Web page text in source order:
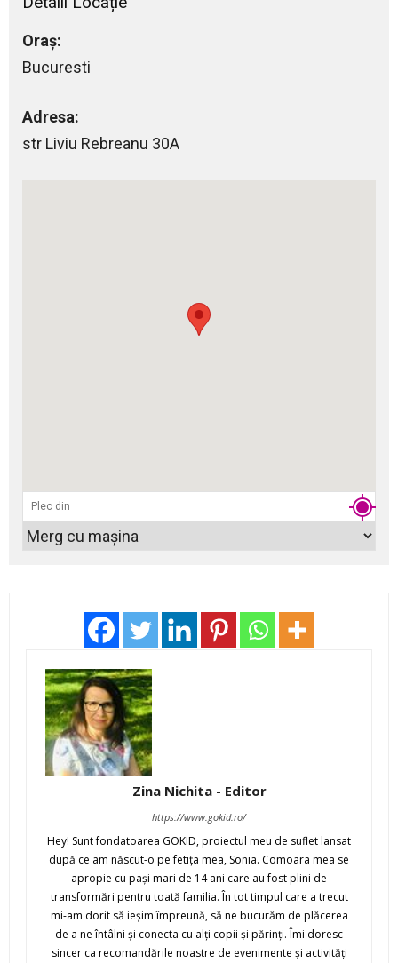
Oraș:
Bucuresti
Adresa:
str Liviu Rebreanu 30A
Zina Nichita - Editor
https://www.gokid.ro/
Hey! Sunt fondatoarea GOKID, proiectul meu de suflet lansat
după ce am născut-o pe fetiţa mea, Sonia. Comoara mea se
apropie cu paşi mari de 14 ani care au fost plini de
transformări pentru toată familia. În tot timpul care a trecut
mi-am dorit să ieşim împreună, să ne bucurăm de plăcerea
de a ne întâlni şi conecta cu alţi copii şi părinţi. Îmi doresc
sincer ca recomandările noastre de evenimente şi activităţi